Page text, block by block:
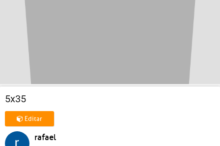
5x35
Editar
rafael